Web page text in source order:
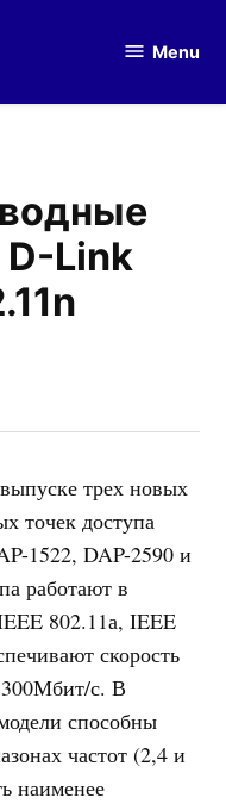
Menu
D-Link
трех новых
точек доступа
1522, DAP-2590 и
работают в
802.11а, IEEE
скорость
300Мбит/с. В
способны
частот (2,4 и
наименее